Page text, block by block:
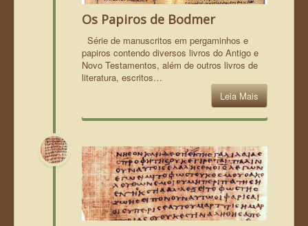
Os Papiros de Bodmer
Série de manuscritos em pergaminhos e
papiros contendo diversos livros do Antigo e
Novo Testamentos, além de outros livros de
literatura, escritos…
Leia Mais